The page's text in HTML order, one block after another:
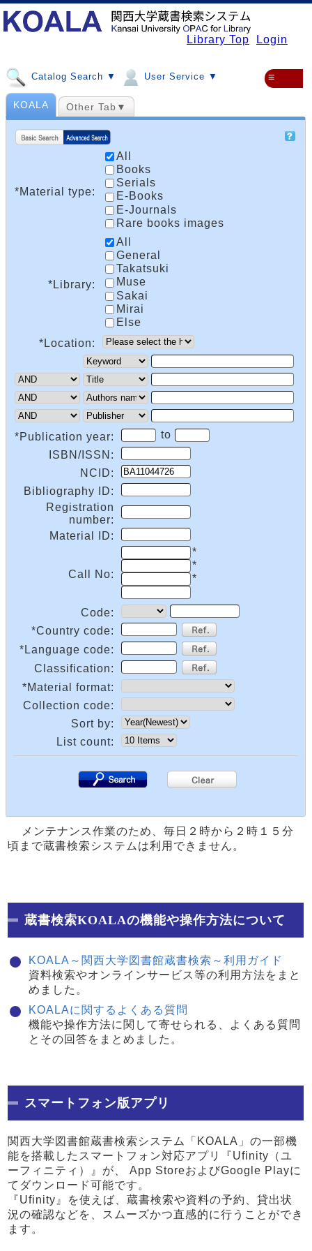
Library Top Login
Catalog Search ▼ User Service ▼ ≡
KOALA Other Tab▼
*Material type:
All
Books
Serials
E-Books
E-Journals
Rare books images
*Library:
All
General
Takatsuki
Muse
Sakai
Mirai
Else
*Location:
*Publication year:
to
ISBN/ISSN:
NCID:
Bibliography ID:
Registration
number:
Material ID:
Call No:
*
*
*
Code:
*Country code:
*Language code:
Classification:
*Material format:
Collection code:
Sort by:
List count:
メンテナンス作業のため、毎日２時から２時１５分
頃まで蔵書検索システムは利用できません。
蔵書検索KOALAの機能や操作方法について
KOALA～関西大学図書館蔵書検索～利用ガイド
資料検索やオンラインサービス等の利用方法をまと
めました。
KOALAに関するよくある質問
機能や操作方法に関して寄せられる、よくある質問
とその回答をまとめました。
スマートフォン版アプリ
関西大学図書館蔵書検索システム「KOALA」の一部機
能を搭載したスマートフォン対応アプリ『Ufinity（ユ
ーフィニティ）』が、 App StoreおよびGoogle Playに
てダウンロード可能です。
『Ufinity』を使えば、蔵書検索や資料の予約、貸出状
況の確認などを、スムーズかつ直感的に行うことができ
ます。